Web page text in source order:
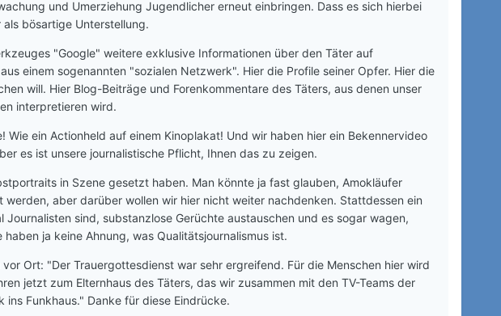
und Umerziehung Jugendlicher erneut einbringen. Dass es sich hierbei
bösartige Unterstellung.
"Google" weitere exklusive Informationen über den Täter auf
einem sogenannten "sozialen Netzwerk". Hier die Profile seiner Opfer. Hier die
will. Hier Blog-Beiträge und Forenkommentare des Täters, aus denen unser
interpretieren wird.
ein Actionheld auf einem Kinoplakat! Und wir haben hier ein Bekennervideo
es ist unsere journalistische Pflicht, Ihnen das zu zeigen.
in Szene gesetzt haben. Man könnte ja fast glauben, Amokläufer
aber darüber wollen wir hier nicht weiter nachdenken. Stattdessen ein
sind, substanzlose Gerüchte austauschen und es sogar wagen,
ja keine Ahnung, was Qualitätsjournalismus ist.
Ort: "Der Trauergottesdienst war sehr ergreifend. Für die Menschen hier wird
jetzt zum Elternhaus des Täters, das wir zusammen mit den TV-Teams der
Funkhaus." Danke für diese Eindrücke.